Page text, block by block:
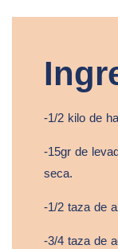
-1/2 kilo de
-15gr de
seca.
-1/2 taza de
-3/4 taza de